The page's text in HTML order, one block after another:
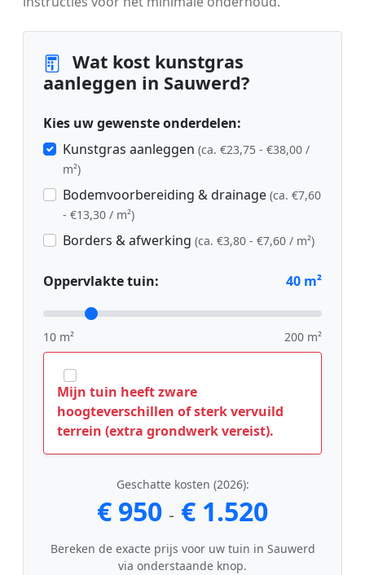
Wat kost kunstgras
aanleggen in Sauwerd?
Kies uw gewenste onderdelen:
Kunstgras aanleggen (ca. €23,75 - €38,00 /
m²)
Bodemvoorbereiding & drainage (ca. €7,60
- €13,30 / m²)
Borders & afwerking (ca. €3,80 - €7,60 / m²)
Oppervlakte tuin: 40 m²
10 m² 200 m²
Mijn tuin heeft zware
hoogteverschillen of sterk vervuild
terrein (extra grondwerk vereist).
Geschatte kosten (2026):
€ 950 - € 1.520
Bereken de exacte prijs voor uw tuin in Sauwerd
via onderstaande knop.